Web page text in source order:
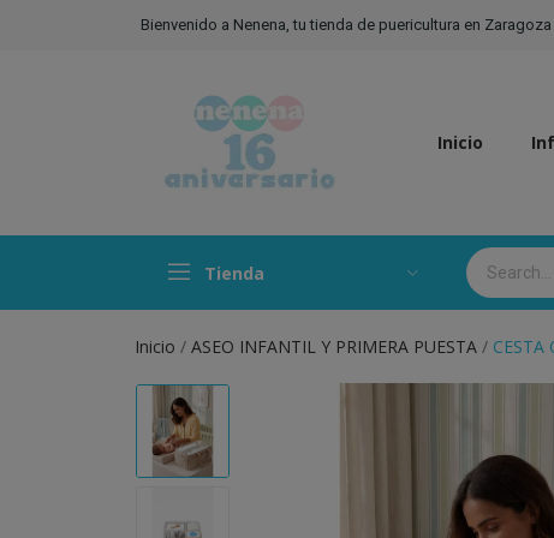
Bienvenido a Nenena, tu tienda de puericultura en Zaragoza
Inicio
Tienda
Inicio ASEO INFANTIL Y PRIMERA PUESTA CESTA